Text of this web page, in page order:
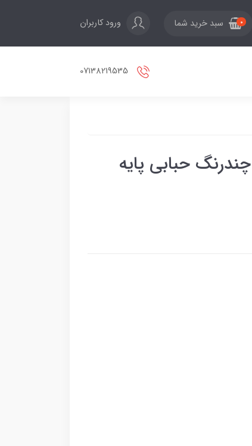
0 سبد خرید شما ورود کاربران
لامپ رشد گیاه 12 وات XGD چندرنگ حبابی پایه